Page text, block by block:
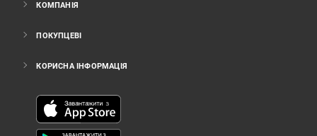
КОМПАНІЯ
ПОКУПЦЕВІ
КОРИСНА ІНФОРМАЦІЯ